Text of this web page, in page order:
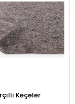
Keçeler